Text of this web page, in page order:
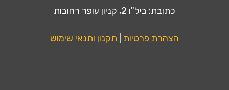
כתובת: ביל"ו 2, קניון עופר רחובות
הצהרת פרטיות תקנון ותנאי שימוש